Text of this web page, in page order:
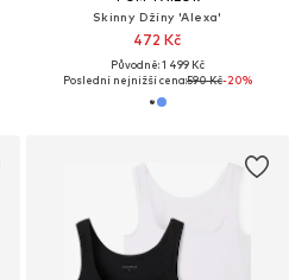
Skinny Džíny 'Alexa'
472 Kč
Původně: 1 499 Kč
Poslední nejnižší cena:590 Kč-20%